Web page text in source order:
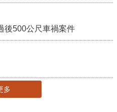
後500公尺車禍案件
多